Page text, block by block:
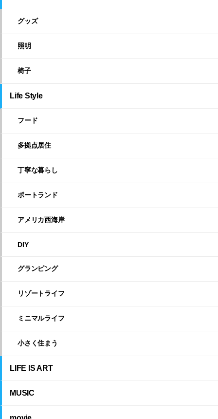
グッズ
照明
椅子
Life Style
フード
多拠点居住
丁寧な暮らし
ポートランド
アメリカ西海岸
DIY
グランピング
リゾートライフ
ミニマルライフ
小さく住まう
LIFE IS ART
MUSIC